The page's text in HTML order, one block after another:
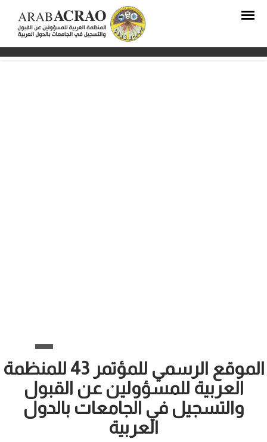
الموقع الرسمي للمؤتمر 43 للمنظمة
العربية للمسؤولين عن القبول
والتسجيل في الجامعات بالدول
العربية